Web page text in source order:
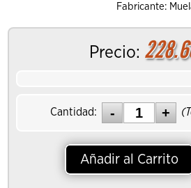
Fabricante:
Precio:
Cantidad:
Añadir al Carrito